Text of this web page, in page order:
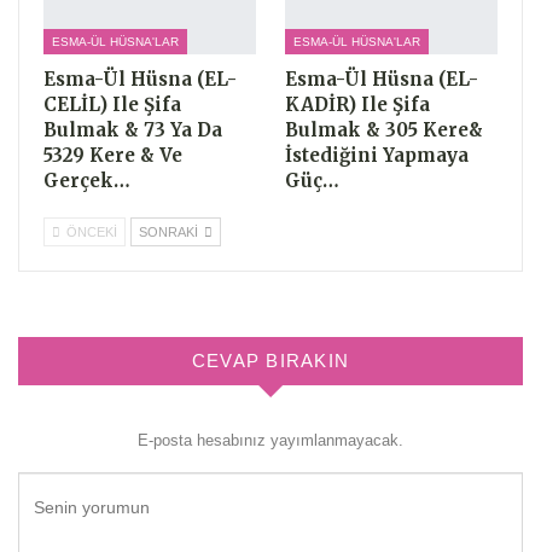
ESMA-ÜL HÜSNA'LAR
Esma-Ül Hüsna (EL-
CELİL) Ile Şifa
Bulmak & 73 Ya Da
5329 Kere & Ve
Gerçek…
ESMA-ÜL HÜSNA'LAR
Esma-Ül Hüsna (EL-
KADİR) Ile Şifa
Bulmak & 305 Kere&
İstediğini Yapmaya
Güç…
ÖNCEKI SONRAKI
CEVAP BIRAKIN
E-posta hesabınız yayımlanmayacak.